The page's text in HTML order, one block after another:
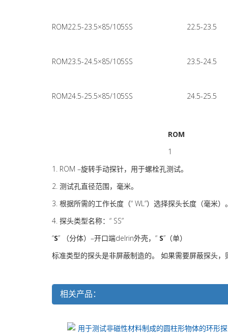
ROM22.5-23.5×85/105SS 22.5-23.5
ROM23.5-24.5×85/105SS 23.5-24.5
ROM24.5-25.5×85/105SS 24.5-25.5
ROM
1
1. ROM –旋转手动探针，用于螺栓孔测试。
2. 测试孔直径范围，毫米。
3. 根据所需的工作长度（“ WL”）选择探头长度（毫米）。
4. 探头类型名称：“ SS”
“S” （分体）–开口端delrin外壳，“ S”（单）
标准类型的探头是非屏蔽制造的。 如果需要屏蔽探头
相关产品：